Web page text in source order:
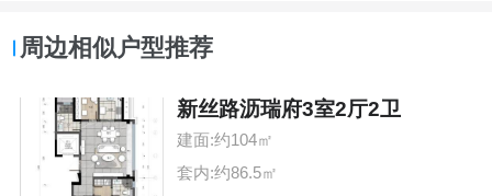
周边相似户型推荐
新丝路沥瑞府3室2厅2卫
建面:约104㎡
套内:约86.5㎡